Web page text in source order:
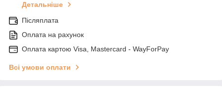
Детальніше
Післяплата
Оплата на рахунок
Оплата картою Visa, Mastercard - WayForPay
Всі умови оплати